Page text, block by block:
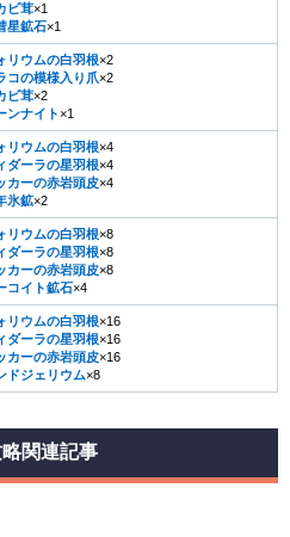
ビ茸×1
星鉱石×1
リウムの白羽根×2
コの模様入り爪×2
ビ茸×2
ンナイト ×1
リウムの白羽根×4
ダーラの星羽根×4
カーの赤岩頭皮×4
氷鉱×2
リウムの白羽根×8
ダーラの星羽根×8
カーの赤岩頭皮×8
コイト鉱石×4
リウムの白羽根×16
ダーラの星羽根×16
カーの赤岩頭皮×16
ドジェリウム×8
関連記事